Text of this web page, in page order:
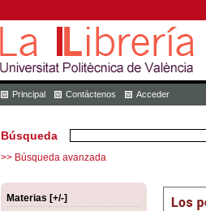
Principal Contáctenos Acceder
Búsqueda
>> Búsqueda avanzada
Materias [+/-]